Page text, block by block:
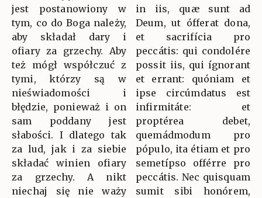
jest postanowiony w
tym, co do Boga należy,
aby składał dary i
ofiary za grzechy. Aby
też mógł współczuć z
tymi, którzy są w
nieświadomości i
błędzie, ponieważ i on
sam poddany jest
słabości. I dlatego tak
za lud, jak i za siebie
składać winien ofiary
za grzechy. A nikt
niechaj się nie waży
in iis, quæ sunt ad
Deum, ut ófferat dona,
et sacrifícia pro
peccátis: qui condolére
possit iis, qui ígnorant
et errant: quóniam et
ipse circúmdatus est
infirmitáte: et
proptérea debet,
quemádmodum pro
pópulo, ita étiam et pro
semetípso offérre pro
peccátis. Nec quisquam
sumit sibi honórem,